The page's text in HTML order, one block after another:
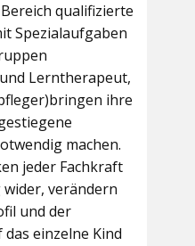
qualifizierte
Spezialaufgaben
Lerntherapeut,
ihre
machen.
jeder Fachkraft
verändern
und der
einzelne Kind